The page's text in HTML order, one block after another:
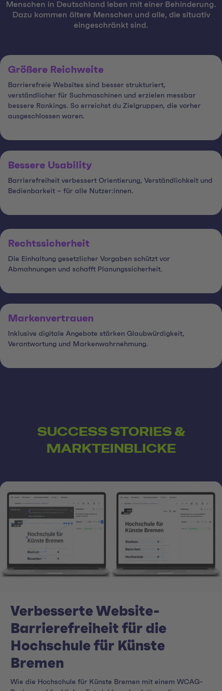
Menschen in Deutschland leben mit einer Behinderung.
Dazu kommen ältere Menschen und alle, die situativ
eingeschränkt sind.
Größere Reichweite
Barrierefreie Websites sind besser strukturiert,
verständlicher für Suchmaschinen und erzielen messbar
bessere Rankings. So erreichst du Zielgruppen, die vorher
ausgeschlossen waren.
Bessere Usability
Barrierefreiheit verbessert Orientierung, Verständlichkeit und
Bedienbarkeit – für alle Nutzer:innen.
Rechtssicherheit
Die Einhaltung gesetzlicher Vorgaben schützt vor
Abmahnungen und schafft Planungssicherheit.
Markenvertrauen
Inklusive digitale Angebote stärken Glaubwürdigkeit,
Verantwortung und Markenwahrnehmung.
SUCCESS STORIES &
MARKTEINBLICKE
Verbesserte Website-
Barrierefreiheit für die
Hochschule für Künste
Bremen
Wie die Hochschule für Künste Bremen mit einem WCAG-